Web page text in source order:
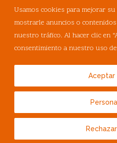
Usamos cookies para mejorar
mostrarle anuncios o
nuestro tráfico. Al hacer clic en
consentimiento a nuestro uso
Aceptar
© Copyright